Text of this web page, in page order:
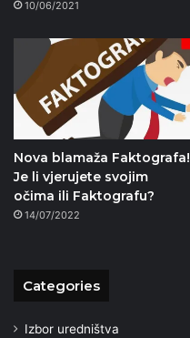
10/06/2021
Nova blamaža Faktografa!
Je li vjerujete svojim
očima ili Faktografu?
14/07/2022
Categories
Izbor uredništva